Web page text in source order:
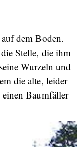
dem Boden.
Stelle, die ihm
Wurzeln und
die alte, leider
Baumfäller